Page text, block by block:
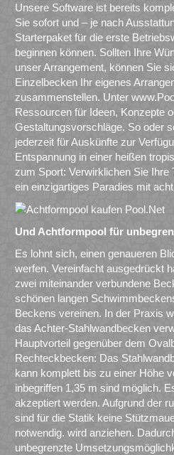
Unsere Software ist bereits
Sie sofort und – je nach
Starterpaket für die erste
beginnen können. Sollten Ihre
unser Arrangement, können Sie
Einzelbecken Ihr eigenes
zusammenstellen. Unter
Ressourcen für Ideen, Konzepte
Gestaltungsvorschläge. So oder
jederzeit für Auskünfte zur
Entspannung in einer heißen
zum Sport: Verwirklichen Sie Ihre
ein einzigartiges Paradies mit
Und Achtformpool für
Es lohnt sich, einen genaueren
werfen. Vereinfacht ausgedrückt
zwei miteinander verbundene
schönen langen
Beckens vereinen. In der Praxis
das Achter-Stahlwandbecken
Hauptvorteil gegenüber dem
Rechteckbecken: Das
kann komplett bis zu einer Höhe
inbegriffen 1,35 m sind möglich.
akzeptiert werden. Aufgrund der
sind für die Statik keine
notwendig. wird anziehen.
unbegrenzte